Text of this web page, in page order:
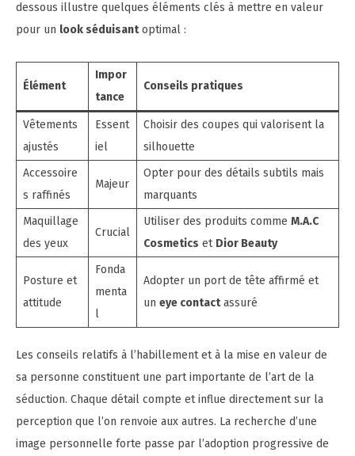
dessous illustre quelques éléments clés à mettre en valeur
pour un look séduisantoptimal :
Élément
Impor
tance
Conseils pratiques
Vêtements
ajustés
Essent
iel
Choisir des coupes qui valorisent la
silhouette
Accessoire
s raffinés
Majeur
Opter pour des détails subtils mais
marquants
Maquillage
des yeux
Crucial
Utiliser des produits comme M.A.C
Cosmetics et Dior Beauty
Posture et
attitude
Fonda
menta
l
Adopter un port de tête affirmé et
un eye contactassuré
Les conseils relatifs à l’habillement et à la mise en valeur de
sa personne constituent une part importante de l’art de la
séduction. Chaque détail compte et influe directement sur la
perception que l’on renvoie aux autres. La recherche d’une
image personnelle forte passe par l’adoption progressive de